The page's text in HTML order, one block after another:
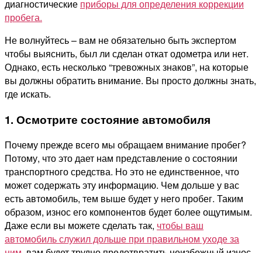
диагностические приборы для определения коррекции
пробега.
Не волнуйтесь – вам не обязательно быть экспертом
чтобы выяснить, был ли сделан откат одометра или нет.
Однако, есть несколько “тревожных знаков”, на которые
вы должны обратить внимание. Вы просто должны знать,
где искать.
1. Осмотрите состояние автомобиля
Почему прежде всего мы обращаем внимание пробег?
Потому, что это дает нам представление о состоянии
транспортного средства. Но это не единственное, что
может содержать эту информацию. Чем дольше у вас
есть автомобиль, тем выше будет у него пробег. Таким
образом, износ его компонентов будет более ощутимым.
Даже если вы можете сделать так, чтобы ваш
автомобиль служил дольше при правильном уходе за